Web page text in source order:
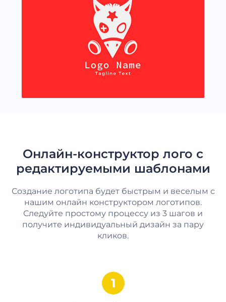
Онлайн-конструктор лого с
редактируемыми шаблонами
Создание логотипа будет быстрым и веселым с
нашим онлайн конструктором логотипов.
Следуйте простому процессу из 3 шагов и
получите индивидуальный дизайн за пару
кликов.